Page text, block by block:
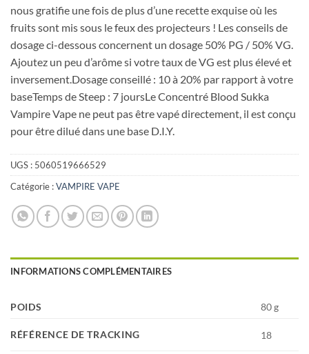
nous gratifie une fois de plus d’une recette exquise où les
fruits sont mis sous le feux des projecteurs ! Les conseils de
dosage ci-dessous concernent un dosage 50% PG / 50% VG.
Ajoutez un peu d’arôme si votre taux de VG est plus élevé et
inversement.Dosage conseillé : 10 à 20% par rapport à votre
baseTemps de Steep : 7 joursLe Concentré Blood Sukka
Vampire Vape ne peut pas être vapé directement, il est conçu
pour être dilué dans une base D.I.Y.
UGS : 5060519666529
Catégorie :VAMPIRE VAPE
INFORMATIONS COMPLÉMENTAIRES
POIDS 80 g
RÉFÉRENCE DE TRACKING 18